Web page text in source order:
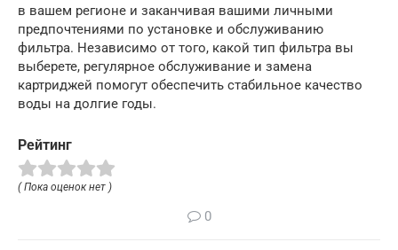
в вашем регионе и заканчивая вашими личными
предпочтениями по установке и обслуживанию
фильтра. Независимо от того, какой тип фильтра вы
выберете, регулярное обслуживание и замена
картриджей помогут обеспечить стабильное качество
воды на долгие годы.
Рейтинг
( Пока оценок нет )
0